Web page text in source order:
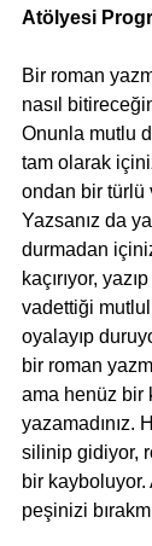
Atölyesi
Bir roman
nasıl
Onunla mutlu
tam olarak
ondan bir türlü
Yazsanız da
durmadan
kaçırıyor,
vadettiği
oyalayıp
bir roman
ama henüz bir
yazamadınız.
silinip gidiyor,
bir kayboluyor.
peşinizi